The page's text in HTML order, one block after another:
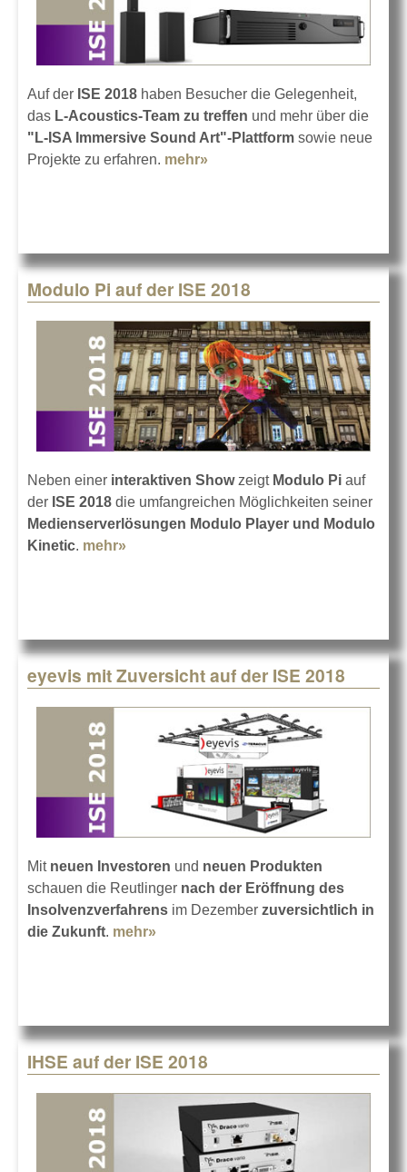
Auf der ISE 2018 haben Besucher die Gelegenheit,
das L-Acoustics-Team zu treffen und mehr über die
"L-ISA Immersive Sound Art"-Plattform sowie neue
Projekte zu erfahren. mehr»
Modulo Pi auf der ISE 2018
Neben einer interaktiven Showzeigt Modulo Pi auf
der ISE 2018 die umfangreichen Möglichkeiten seiner
Medienserverlösungen Modulo Player und Modulo
Kinetic. mehr»
eyevis mit Zuversicht auf der ISE 2018
Mit neuen Investoren und neuen Produkten
schauen die Reutlinger nach der Eröffnung des
Insolvenzverfahrens im Dezember zuversichtlich in
die Zukunft. mehr»
IHSE auf der ISE 2018